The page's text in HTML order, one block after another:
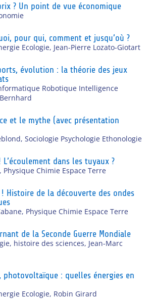
? Un point de vue économique
pour qui, comment et jusqu’où ?
Ecologie, Jean-Pierre Lozato-Giotart
évolution : la théorie des jeux
Robotique Intelligence
et le mythe (avec présentation
,Sociologie Psychologie Ethonologie
L’écoulement dans les tuyaux ?
, Physique Chimie Espace Terre
Histoire de la découverte des ondes
, Physique Chimie Espace Terre
de la Seconde Guerre Mondiale
histoire des sciences, Jean-Marc
photovoltaïque : quelles énergies en
Ecologie, Robin Girard